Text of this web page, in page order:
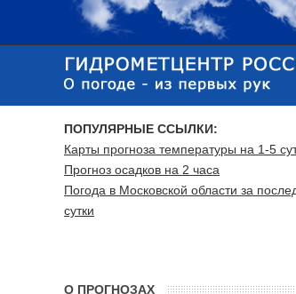
ПОПУЛЯРНЫЕ ССЫЛКИ:
Карты прогноза температуры на 1-5
Прогноз осадков на 2 часа
Погода в Московской области за
сутки
О ПРОГНОЗАХ